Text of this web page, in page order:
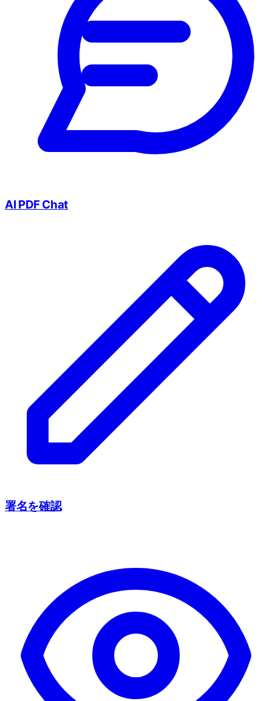
AI PDF Chat
署名を確認